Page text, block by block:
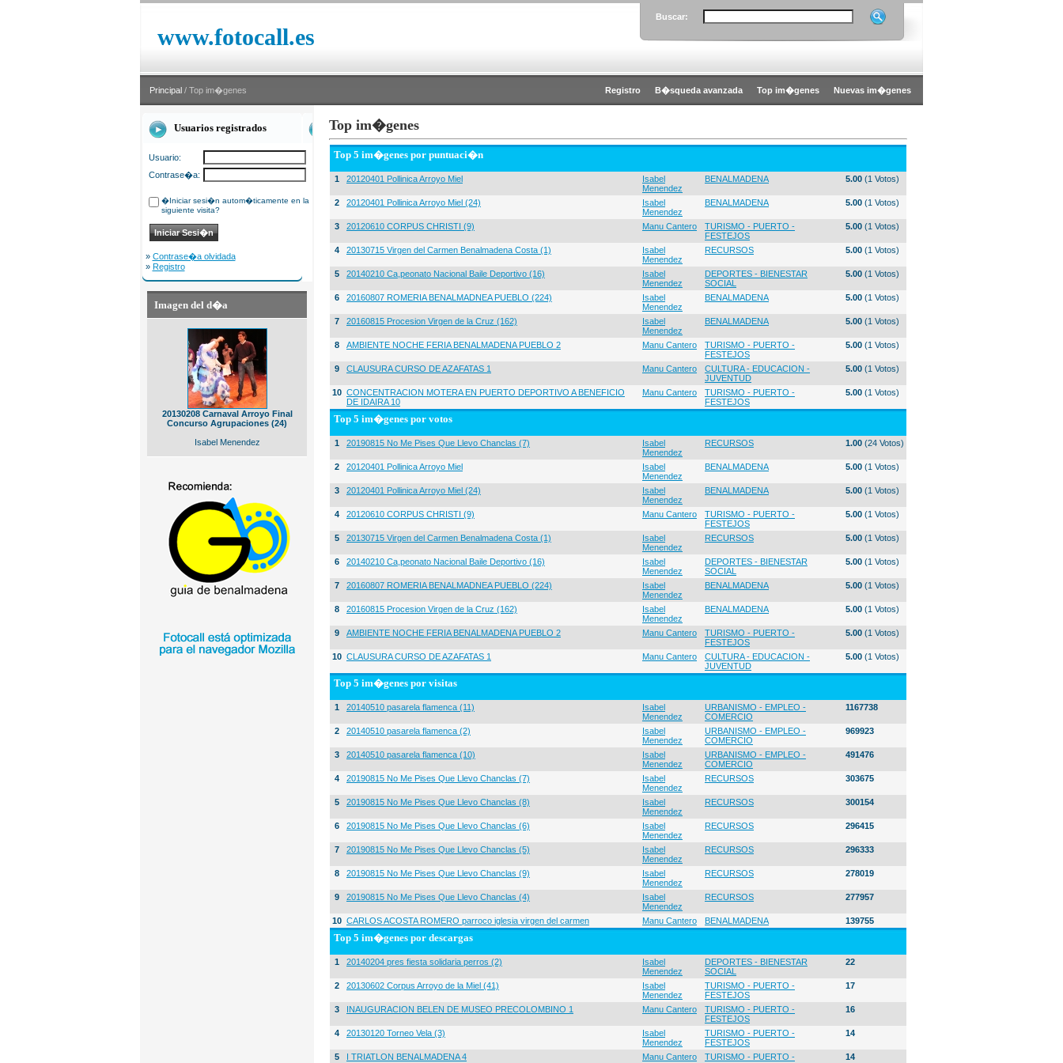
www.fotocall.es
Buscar:
Principal / Top im�genes Registro B�squeda avanzada Top im�genes Nuevas im�genes
Usuarios registrados
Usuario:
Contrase�a:
�Iniciar sesi�n autom�ticamente en la
siguiente visita?
» Contrase�a olvidada
» Registro
Imagen del d�a
20130208 Carnaval Arroyo Final
Concurso Agrupaciones (24)
Isabel Menendez
Top im�genes
Top 5 im�genes por puntuaci�n
1 20120401 Pollinica Arroyo Miel
Isabel
Menendez
BENALMADENA 5.00 (1 Votos)
2 20120401 Pollinica Arroyo Miel (24)
Isabel
Menendez
BENALMADENA 5.00 (1 Votos)
3 20120610 CORPUS CHRISTI (9) Manu Cantero
TURISMO - PUERTO -
FESTEJOS
5.00 (1 Votos)
4 20130715 Virgen del Carmen Benalmadena Costa (1)
Isabel
Menendez
RECURSOS 5.00 (1 Votos)
5 20140210 Ca,peonato Nacional Baile Deportivo (16)
Isabel
Menendez
DEPORTES - BIENESTAR
SOCIAL
5.00 (1 Votos)
6 20160807 ROMERIA BENALMADNEA PUEBLO (224)
Isabel
Menendez
BENALMADENA 5.00 (1 Votos)
7 20160815 Procesion Virgen de la Cruz (162)
Isabel
Menendez
BENALMADENA 5.00 (1 Votos)
8 AMBIENTE NOCHE FERIA BENALMADENA PUEBLO 2 Manu Cantero
TURISMO - PUERTO -
FESTEJOS
5.00 (1 Votos)
9 CLAUSURA CURSO DE AZAFATAS 1 Manu Cantero
CULTURA - EDUCACION -
JUVENTUD
5.00 (1 Votos)
10 CONCENTRACION MOTERA EN PUERTO DEPORTIVO A BENEFICIO
DE IDAIRA 10
Manu Cantero
TURISMO - PUERTO -
FESTEJOS
5.00 (1 Votos)
Top 5 im�genes por votos
1 20190815 No Me Pises Que Llevo Chanclas (7)
Isabel
Menendez
RECURSOS 1.00 (24 Votos)
2 20120401 Pollinica Arroyo Miel
Isabel
Menendez
BENALMADENA 5.00 (1 Votos)
3 20120401 Pollinica Arroyo Miel (24)
Isabel
Menendez
BENALMADENA 5.00 (1 Votos)
4 20120610 CORPUS CHRISTI (9) Manu Cantero
TURISMO - PUERTO -
FESTEJOS
5.00 (1 Votos)
5 20130715 Virgen del Carmen Benalmadena Costa (1)
Isabel
Menendez
RECURSOS 5.00 (1 Votos)
6 20140210 Ca,peonato Nacional Baile Deportivo (16)
Isabel
Menendez
DEPORTES - BIENESTAR
SOCIAL
5.00 (1 Votos)
7 20160807 ROMERIA BENALMADNEA PUEBLO (224)
Isabel
Menendez
BENALMADENA 5.00 (1 Votos)
8 20160815 Procesion Virgen de la Cruz (162)
Isabel
Menendez
BENALMADENA 5.00 (1 Votos)
9 AMBIENTE NOCHE FERIA BENALMADENA PUEBLO 2 Manu Cantero
TURISMO - PUERTO -
FESTEJOS
5.00 (1 Votos)
10 CLAUSURA CURSO DE AZAFATAS 1 Manu Cantero
CULTURA - EDUCACION -
JUVENTUD
5.00 (1 Votos)
Top 5 im�genes por visitas
1 20140510 pasarela flamenca (11)
Isabel
Menendez
URBANISMO - EMPLEO -
COMERCIO
1167738
2 20140510 pasarela flamenca (2)
Isabel
Menendez
URBANISMO - EMPLEO -
COMERCIO
969923
3 20140510 pasarela flamenca (10)
Isabel
Menendez
URBANISMO - EMPLEO -
COMERCIO
491476
4 20190815 No Me Pises Que Llevo Chanclas (7)
Isabel
Menendez
RECURSOS 303675
5 20190815 No Me Pises Que Llevo Chanclas (8)
Isabel
Menendez
RECURSOS 300154
6 20190815 No Me Pises Que Llevo Chanclas (6)
Isabel
Menendez
RECURSOS 296415
7 20190815 No Me Pises Que Llevo Chanclas (5)
Isabel
Menendez
RECURSOS 296333
8 20190815 No Me Pises Que Llevo Chanclas (9)
Isabel
Menendez
RECURSOS 278019
9 20190815 No Me Pises Que Llevo Chanclas (4)
Isabel
Menendez
RECURSOS 277957
10 CARLOS ACOSTA ROMERO parroco iglesia virgen del carmen Manu Cantero BENALMADENA 139755
Top 5 im�genes por descargas
1 20140204 pres fiesta solidaria perros (2)
Isabel
Menendez
DEPORTES - BIENESTAR
SOCIAL
22
2 20130602 Corpus Arroyo de la Miel (41)
Isabel
Menendez
TURISMO - PUERTO -
FESTEJOS
17
3 INAUGURACION BELEN DE MUSEO PRECOLOMBINO 1 Manu Cantero
TURISMO - PUERTO -
FESTEJOS
16
4 20130120 Torneo Vela (3)
Isabel
Menendez
TURISMO - PUERTO -
FESTEJOS
14
5 I TRIATLON BENALMADENA 4 Manu Cantero
TURISMO - PUERTO -
14